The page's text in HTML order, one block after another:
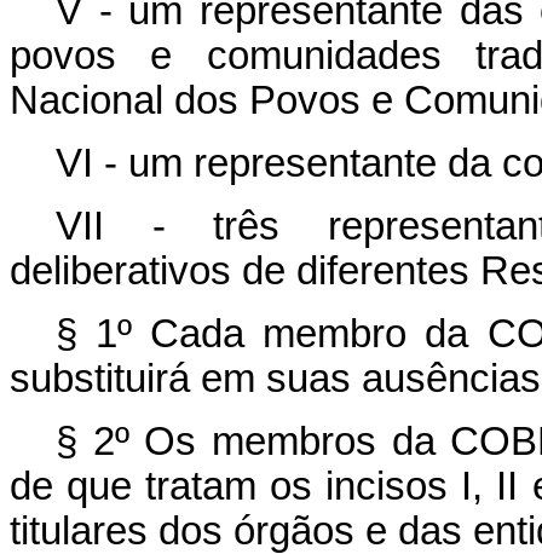
V - um representante
povos e comunidades
Nacional dos Povos e
VI - um representante da
VII - três
deliberativos de diferentes
§ 1º Cada membro da
substituirá em suas
§ 2º Os membros da
de que tratam os incisos I,
titulares dos órgãos e das